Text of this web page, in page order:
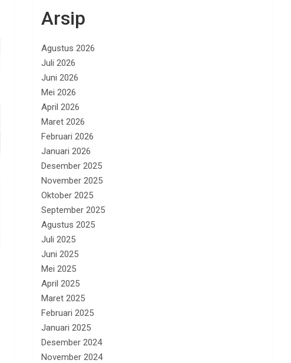
Arsip
Agustus 2026
Juli 2026
Juni 2026
Mei 2026
April 2026
Maret 2026
Februari 2026
Januari 2026
Desember 2025
November 2025
Oktober 2025
September 2025
Agustus 2025
Juli 2025
Juni 2025
Mei 2025
April 2025
Maret 2025
Februari 2025
Januari 2025
Desember 2024
November 2024